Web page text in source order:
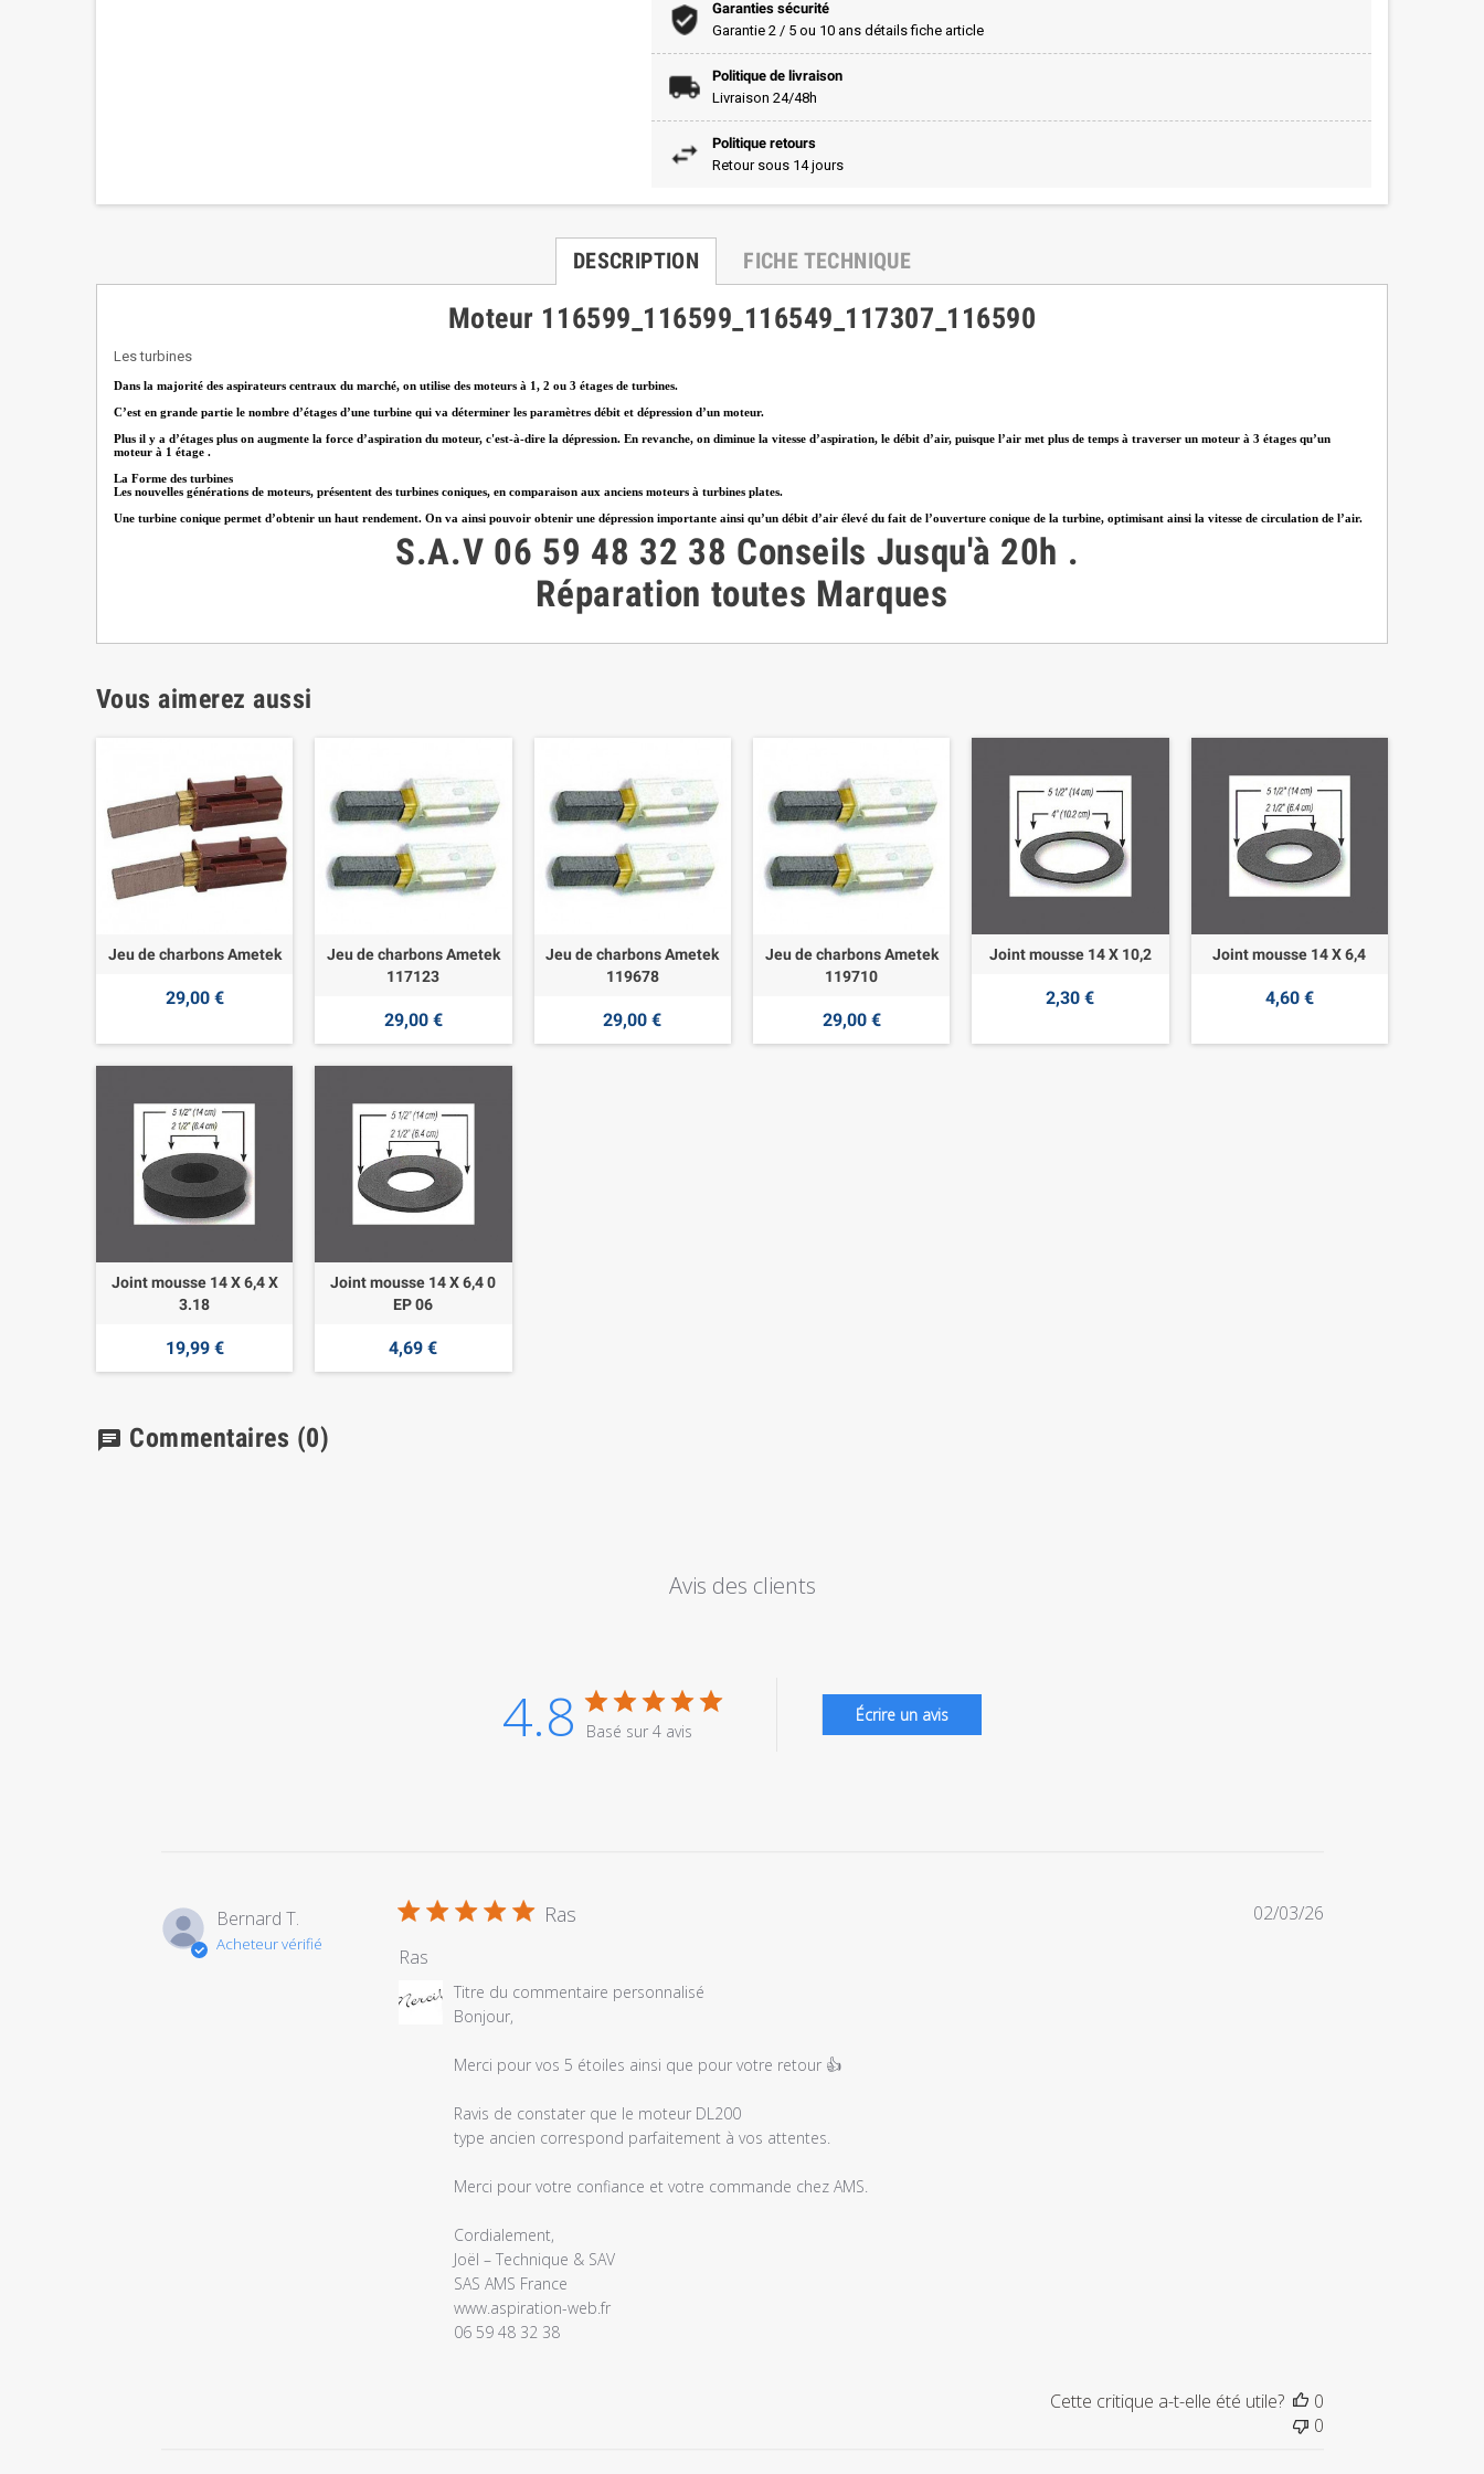
Garanties sécurité
Garantie 2 / 5 ou 10 ans détails fiche article
Politique de livraison
Livraison 24/48h
Politique retours
Retour sous 14 jours
DESCRIPTION FICHE TECHNIQUE
Moteur 116599_116599_116549_117307_116590
Les turbines
Dans la majorité des aspirateurs centraux du marché, on utilise des moteurs à 1, 2 ou 3 étages de turbines.
C’est en grande partie le nombre d’étages d’une turbine qui va déterminer les paramètres débit et dépression d’un moteur.
Plus il y a d’étages plus on augmente la force d’aspiration du moteur, c'est-à-dire la dépression. En revanche, on diminue la vitesse d’aspiration, le débit d’air, puisque l’air met plus de temps à traverser un moteur à 3 étages qu’un
moteur à 1 étage .
La Forme des turbines
Les nouvelles générations de moteurs, présentent des turbines coniques, en comparaison aux anciens moteurs à turbines plates.
Une turbine conique permet d’obtenir un haut rendement. On va ainsi pouvoir obtenir une dépression importante ainsi qu’un débit d’air élevé du fait de l’ouverture conique de la turbine, optimisant ainsi la vitesse de circulation de l’air.
S.A.V 06 59 48 32 38 Conseils Jusqu'à 20h .
Réparation toutes Marques
Vous aimerez aussi
Jeu de charbons Ametek
29,00 €
Jeu de charbons Ametek
117123
29,00 €
Jeu de charbons Ametek
119678
29,00 €
Jeu de charbons Ametek
119710
29,00 €
Joint mousse 14 X 10,2
2,30 €
Joint mousse 14 X 6,4
4,60 €
Joint mousse 14 X 6,4 X
3.18
19,99 €
Joint mousse 14 X 6,4 0
EP 06
4,69 €
chat Commentaires (0)
Avis des clients
4.8 Basé sur 4 avis
Écrire un avis
Bernard T.
Acheteur vérifié
Ras
Ras
Commentaires
du
l'examen
commentaire
personnalisé
Titre du commentaire personnalisé
Bonjour,
Merci pour vos 5 étoiles ainsi que pour votre retour 👍
Ravis de constater que le moteur DL200
type ancien correspond parfaitement à vos attentes.
Merci pour votre confiance et votre commande chez AMS.
Cordialement,
Joël – Technique & SAV
SAS AMS France
www.aspiration-web.fr
06 59 48 32 38
Date
02/03/26
Cette critique a-t-elle été utile?
0
0